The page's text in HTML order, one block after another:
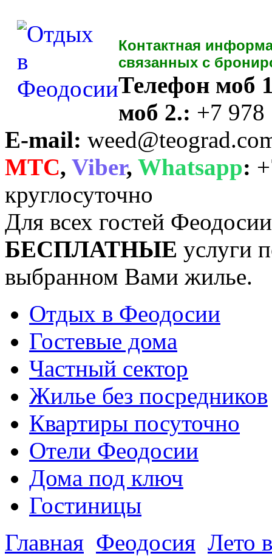
Контактная
связанных с
Телефон моб
моб 2.: +7 978
E-mail:
MTC, Viber, Whatsapp:
круглосуточно
Для всех гостей
БЕСПЛАТНЫЕ услуги
выбранном Вами жилье.
Отдых в Феодосии
Гостевые дома
Частный сектор
Жилье без посредников
Квартиры посуточно
Отели Феодосии
Дома под ключ
Гостиницы
Главная Феодосия Лето